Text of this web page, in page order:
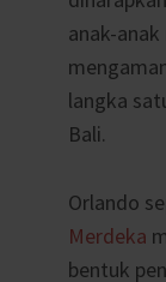
anak-
langka
Bali.
Orlando
Merdeka
bentuk